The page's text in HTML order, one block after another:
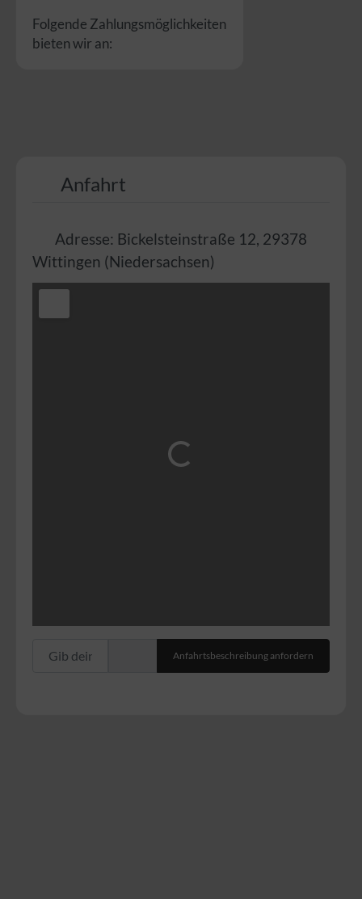
Folgende Zahlungsmöglichkeiten
bieten wir an:
Anfahrt
Adresse: Bickelsteinstraße 12, 29378
Wittingen (Niedersachsen)
Wird geladen …
Anfahrtsbeschreibung anfordern